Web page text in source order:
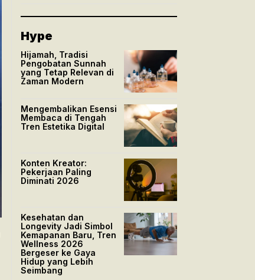
Hype
Hijamah, Tradisi
Pengobatan Sunnah
yang Tetap Relevan di
Zaman Modern
Mengembalikan Esensi
Membaca di Tengah
Tren Estetika Digital
Konten Kreator:
Pekerjaan Paling
Diminati 2026
Kesehatan dan
Longevity Jadi Simbol
Kemapanan Baru, Tren
Wellness 2026
Bergeser ke Gaya
Hidup yang Lebih
Seimbang